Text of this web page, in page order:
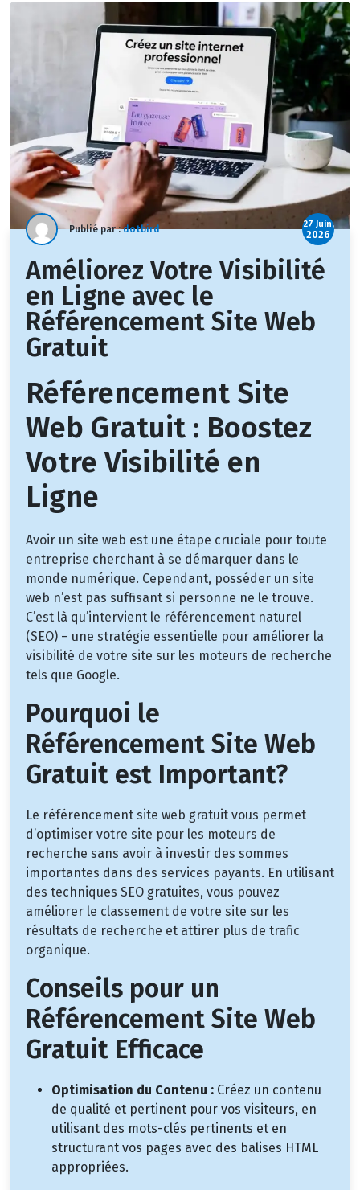
Publié par :dotbird 27 Juin,
2026
Améliorez Votre Visibilité
en Ligne avec le
Référencement Site Web
Gratuit
Référencement Site
Web Gratuit : Boostez
Votre Visibilité en
Ligne
Avoir un site web est une étape cruciale pour toute
entreprise cherchant à se démarquer dans le
monde numérique. Cependant, posséder un site
web n’est pas suffisant si personne ne le trouve.
C’est là qu’intervient le référencement naturel
(SEO) – une stratégie essentielle pour améliorer la
visibilité de votre site sur les moteurs de recherche
tels que Google.
Pourquoi le
Référencement Site Web
Gratuit est Important?
Le référencement site web gratuit vous permet
d’optimiser votre site pour les moteurs de
recherche sans avoir à investir des sommes
importantes dans des services payants. En utilisant
des techniques SEO gratuites, vous pouvez
améliorer le classement de votre site sur les
résultats de recherche et attirer plus de trafic
organique.
Conseils pour un
Référencement Site Web
Gratuit Efficace
Optimisation du Contenu : Créez un contenu
de qualité et pertinent pour vos visiteurs, en
utilisant des mots-clés pertinents et en
structurant vos pages avec des balises HTML
appropriées.